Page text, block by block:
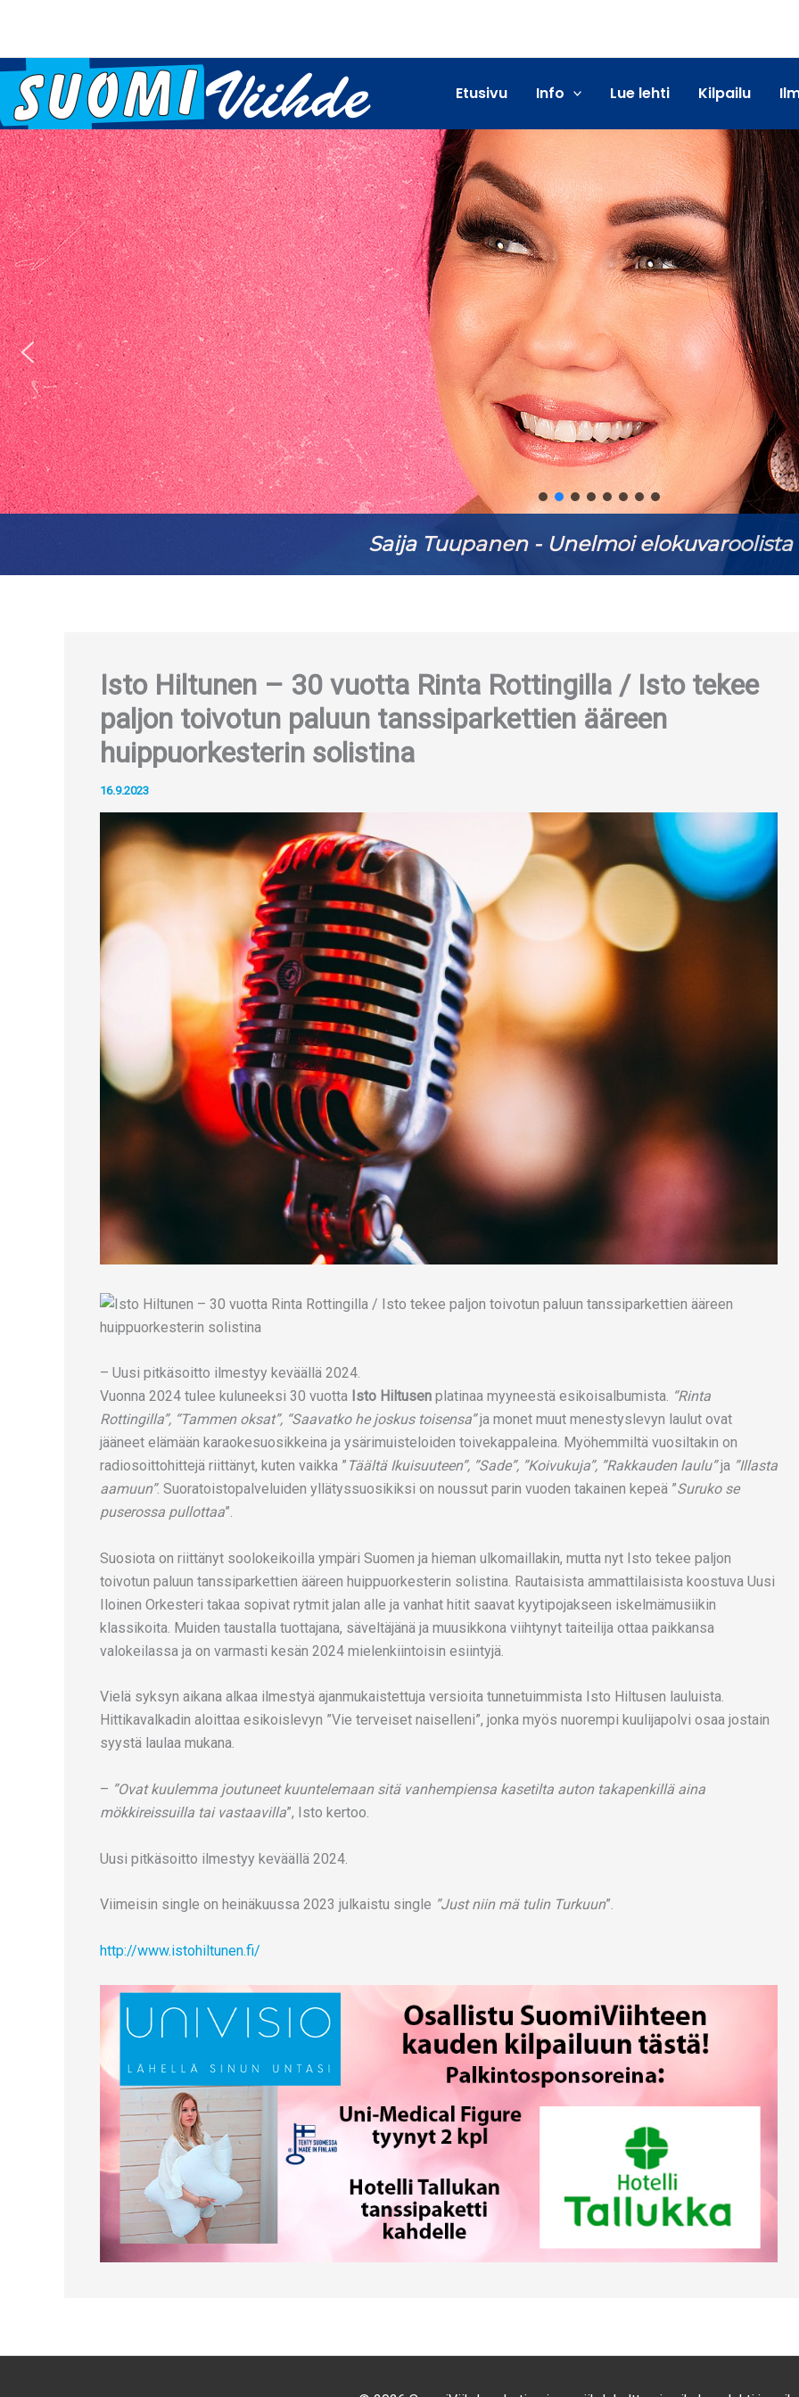
Etusivu Info Lue lehti Kilpailu
Saija Tuupanen - Unelmoi elokuvaroolista
Isto Hiltunen – 30 vuotta Rinta Rottingilla / Isto tekee
paljon toivotun paluun tanssiparkettien ääreen
huippuorkesterin solistina
16.9.2023
– Uusi pitkäsoitto ilmestyy keväällä 2024.
Vuonna 2024 tulee kuluneeksi 30 vuotta Isto Hiltusen platinaa myyneestä esikoisalbumista. “Rinta
Rottingilla”, “Tammen oksat”, “Saavatko he joskus toisensa”ja monet muut menestyslevyn laulut ovat
jääneet elämään karaokesuosikkeina ja ysärimuisteloiden toivekappaleina. Myöhemmiltä vuosiltakin on
radiosoittohittejä riittänyt, kuten vaikka ” Täältä Ikuisuuteen”, ”Sade”, ”Koivukuja”, ”Rakkauden laulu”ja ”Illasta
aamuun”. Suoratoistopalveluiden yllätyssuosikiksi on noussut parin vuoden takainen kepeä ”Suruko se
puserossa pullottaa”.
Suosiota on riittänyt soolokeikoilla ympäri Suomen ja hieman ulkomaillakin, mutta nyt Isto tekee paljon
toivotun paluun tanssiparkettien ääreen huippuorkesterin solistina. Rautaisista ammattilaisista koostuva Uusi
Iloinen Orkesteri takaa sopivat rytmit jalan alle ja vanhat hitit saavat kyytipojakseen iskelmämusiikin
klassikoita. Muiden taustalla tuottajana, säveltäjänä ja muusikkona viihtynyt taiteilija ottaa paikkansa
valokeilassa ja on varmasti kesän 2024 mielenkiintoisin esiintyjä.
Vielä syksyn aikana alkaa ilmestyä ajanmukaistettuja versioita tunnetuimmista Isto Hiltusen lauluista.
Hittikavalkadin aloittaa esikoislevyn ”Vie terveiset naiselleni”, jonka myös nuorempi kuulijapolvi osaa jostain
syystä laulaa mukana.
– ”Ovat kuulemma joutuneet kuuntelemaan sitä vanhempiensa kasetilta auton takapenkillä aina
mökkireissuilla tai vastaavilla”, Isto kertoo.
Uusi pitkäsoitto ilmestyy keväällä 2024.
Viimeisin single on heinäkuussa 2023 julkaistu single ”Just niin mä tulin Turkuun”.
http://www.istohiltunen.fi/